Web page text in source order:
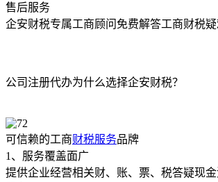
售后服务
企安财税专属工商顾问免费解答工商财税
公司注册代办为什么选择企安财税？
可信赖的工商财税服务品牌
1、服务覆盖面广
提供企业经营相关财、账、票、税答疑现